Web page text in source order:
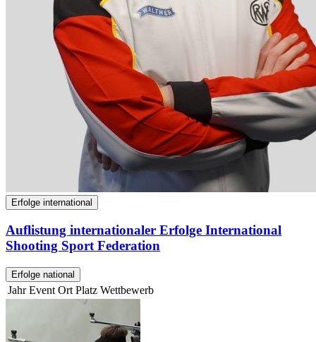
Erfolge international
Auflistung internationaler Erfolge International
Shooting Sport Federation
Erfolge national
Jahr Event Ort Platz Wettbewerb